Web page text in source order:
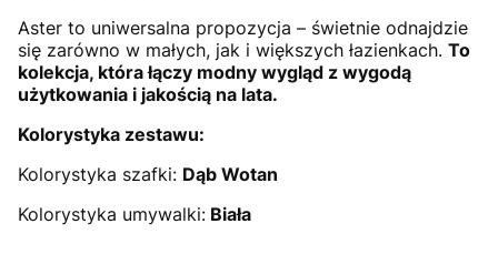
Aster to uniwersalna propozycja – świetnie odnajdzie
się zarówno w małych, jak i większych łazienkach. To
kolekcja, która łączy modny wygląd z wygodą
użytkowania i jakością na lata.
Kolorystyka zestawu:
Kolorystyka szafki: Dąb Wotan
Kolorystyka umywalki: Biała